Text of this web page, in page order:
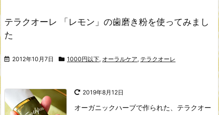
テラクオーレ 「レモン」の歯磨き粉を使ってみまし
た
2012年10月7日 1000円以下, オーラルケア, テラクオーレ
2019年8月12日
オーガニックハーブで作られた、テラクオー